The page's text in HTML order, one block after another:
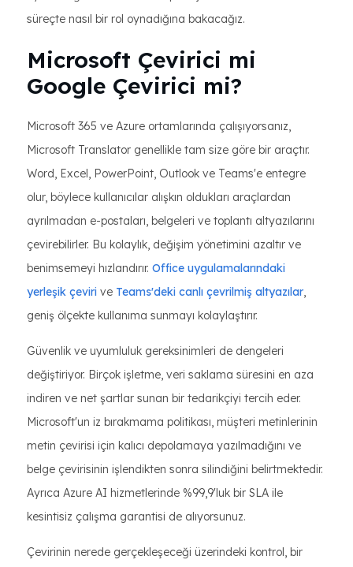
süreçte nasıl bir rol oynadığına bakacağız.
Microsoft Çevirici mi
Google Çevirici mi?
Microsoft 365 ve Azure ortamlarında çalışıyorsanız,
Microsoft Translator genellikle tam size göre bir araçtır.
Word, Excel, PowerPoint, Outlook ve Teams'e entegre
olur, böylece kullanıcılar alışkın oldukları araçlardan
ayrılmadan e-postaları, belgeleri ve toplantı altyazılarını
çevirebilirler. Bu kolaylık, değişim yönetimini azaltır ve
benimsemeyi hızlandırır. Office uygulamalarındaki
yerleşik çeviri ve Teams'deki canlı çevrilmiş altyazılar,
geniş ölçekte kullanıma sunmayı kolaylaştırır.
Güvenlik ve uyumluluk gereksinimleri de dengeleri
değiştiriyor. Birçok işletme, veri saklama süresini en aza
indiren ve net şartlar sunan bir tedarikçiyi tercih eder.
Microsoft'un iz bırakmama politikası, müşteri metinlerinin
metin çevirisi için kalıcı depolamaya yazılmadığını ve
belge çevirisinin işlendikten sonra silindiğini belirtmektedir.
Ayrıca Azure AI hizmetlerinde %99,9'luk bir SLA ile
kesintisiz çalışma garantisi de alıyorsunuz.
Çevirinin nerede gerçekleşeceği üzerindeki kontrol, bir